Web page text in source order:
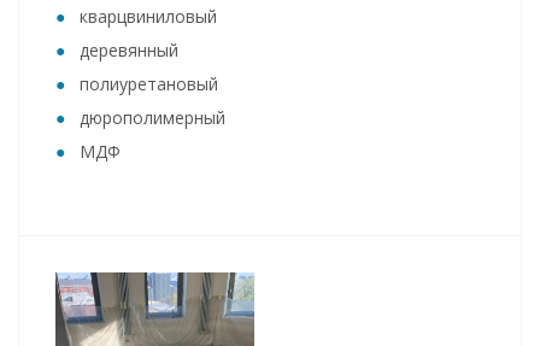
кварцвиниловый
деревянный
полиуретановый
дюрополимерный
МДФ